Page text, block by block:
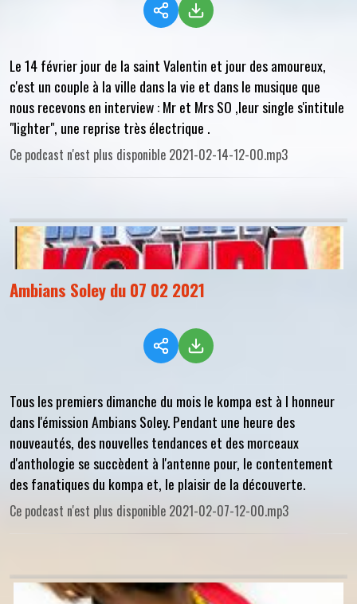
Le 14 février jour de la saint Valentin et jour des amoureux,
c'est un couple à la ville dans la vie et dans le musique que
nous recevons en interview : Mr et Mrs SO ,leur single s'intitule
"lighter", une reprise très électrique .
Ce podcast n'est plus disponible 2021-02-14-12-00.mp3
Ambians Soley du 07 02 2021
Tous les premiers dimanche du mois le kompa est à l honneur
dans l'émission Ambians Soley. Pendant une heure des
nouveautés, des nouvelles tendances et des morceaux
d'anthologie se succèdent à l'antenne pour, le contentement
des fanatiques du kompa et, le plaisir de la découverte.
Ce podcast n'est plus disponible 2021-02-07-12-00.mp3